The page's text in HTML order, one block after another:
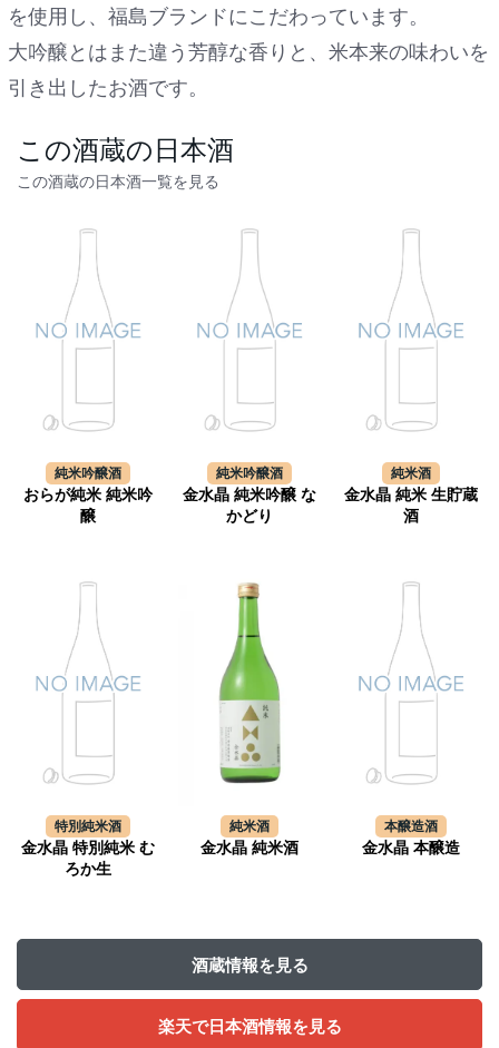
を使用し、福島ブランドにこだわっています。
大吟醸とはまた違う芳醇な香りと、米本来の味わいを
引き出したお酒です。
この酒蔵の日本酒
この酒蔵の日本酒一覧を見る
純米吟醸酒
おらが純米 純米吟
醸
純米吟醸酒
金水晶 純米吟醸 な
かどり
純米酒
金水晶 純米 生貯蔵
酒
特別純米酒
金水晶 特別純米 む
ろか生
純米酒
金水晶 純米酒
本醸造酒
金水晶 本醸造
酒蔵情報を見る
楽天で日本酒情報を見る